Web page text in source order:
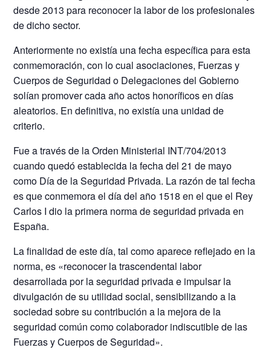
desde 2013 para reconocer la labor de los profesionales
de dicho sector.
Anteriormente no existía una fecha específica para esta
conmemoración, con lo cual asociaciones, Fuerzas y
Cuerpos de Seguridad o Delegaciones del Gobierno
solían promover cada año actos honoríficos en días
aleatorios. En definitiva, no existía una unidad de
criterio.
Fue a través de la Orden Ministerial INT/704/2013
cuando quedó establecida la fecha del 21 de mayo
como Día de la Seguridad Privada. La razón de tal fecha
es que conmemora el día del año 1518 en el que el Rey
Carlos I dio la primera norma de seguridad privada en
España.
La finalidad de este día, tal como aparece reflejado en la
norma, es «reconocer la trascendental labor
desarrollada por la seguridad privada e impulsar la
divulgación de su utilidad social, sensibilizando a la
sociedad sobre su contribución a la mejora de la
seguridad común como colaborador indiscutible de las
Fuerzas y Cuerpos de Seguridad».